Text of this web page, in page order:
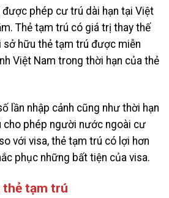
phép cư trú dài hạn tại Việt
Thẻ tạm trú có giá trị thay thế
hữu thẻ tạm trú được miễn
Việt Nam trong thời hạn của thẻ
lần nhập cảnh cũng như thời hạn
cho phép người nước ngoài cư
với visa, thẻ tạm trú có lợi hơn
phục những bất tiện của visa.
thẻ tạm trú